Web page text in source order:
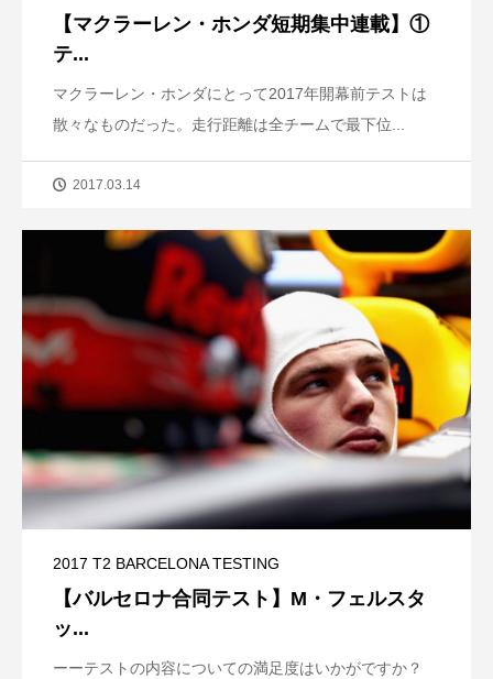
【マクラーレン・ホンダ短期集中連載】①
テ...
マクラーレン・ホンダにとって2017年開幕前テストは
散々なものだった。走行距離は全チームで最下位...
2017.03.14
2017 T2 BARCELONA TESTING
【バルセロナ合同テスト】M・フェルスタ
ッ...
ーーテストの内容についての満足度はいかがですか？